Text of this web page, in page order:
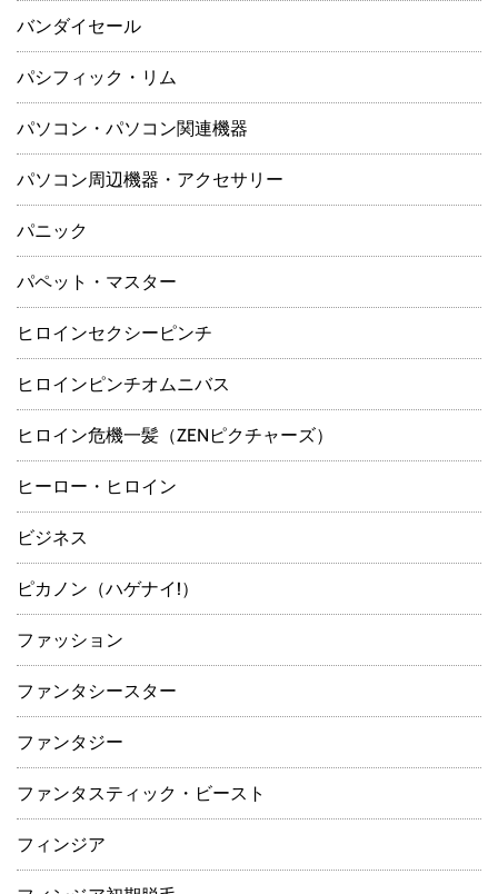
バンダイセール
パシフィック・リム
パソコン・パソコン関連機器
パソコン周辺機器・アクセサリー
パニック
パペット・マスター
ヒロインセクシーピンチ
ヒロインピンチオムニバス
ヒロイン危機一髪（ZENピクチャーズ）
ヒーロー・ヒロイン
ビジネス
ピカノン（ハゲナイ!）
ファッション
ファンタシースター
ファンタジー
ファンタスティック・ビースト
フィンジア